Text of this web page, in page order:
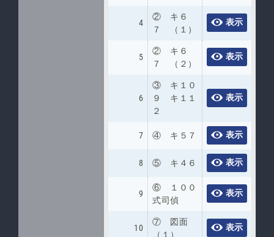
4
② キ６
７ （１）
表示
5
② キ６
７ （２）
表示
6
③ キ１０
９ キ１１
２
表示
7 ④ キ５７ 表示
8 ⑤ キ４６ 表示
9
⑥ １００
式司偵
表示
10
⑦ 図面
（１）
表示